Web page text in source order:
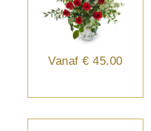
Vanaf € 45.00